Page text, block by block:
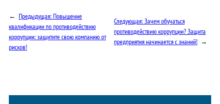
← Предыдущая:Повышение
квалификации по противодействию
коррупции: защитите свою компанию от
рисков!
Следующая:Зачем обучаться
противодействию коррупции? Защита
предприятия начинается с знаний! →